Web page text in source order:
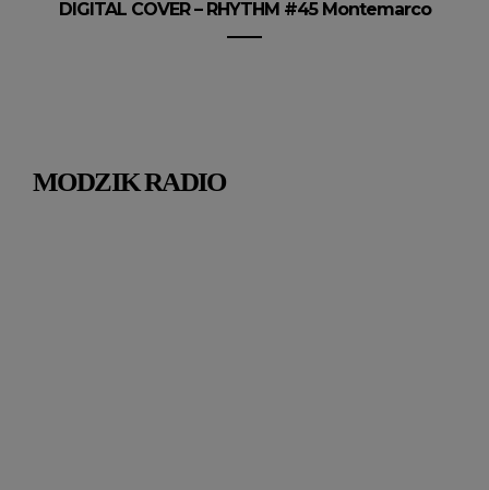
DIGITAL COVER – RHYTHM #45 Montemarco
MODZIK RADIO